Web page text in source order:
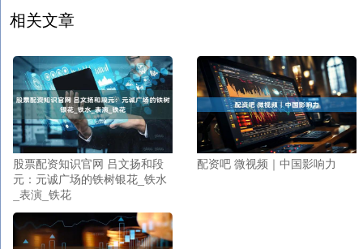
相关文章
股票配资知识官网 吕文扬和段
元：元诚广场的铁树银花_铁水
_表演_铁花
配资吧 微视频｜中国影响力